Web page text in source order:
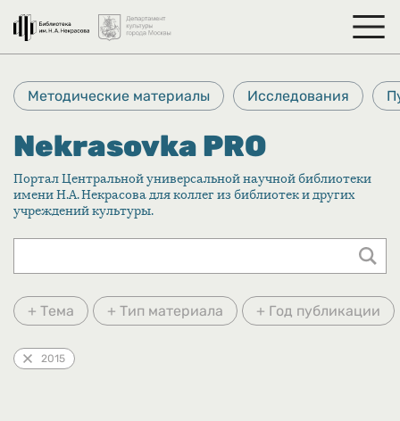
Методические материалы Исследования
Nekrasovka PRO
Портал Центральной универсальной научной библиотеки
имени Н.А. Некрасова для коллег из библиотек и других
учреждений культуры.
+ Тема + Тип материала + Год публикации
2015